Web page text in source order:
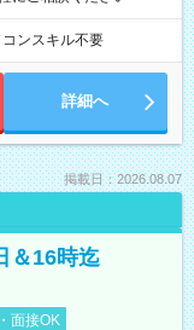
ンスキル不要
詳細へ
掲載日：2026.08.07
＆16時迄
面接OK